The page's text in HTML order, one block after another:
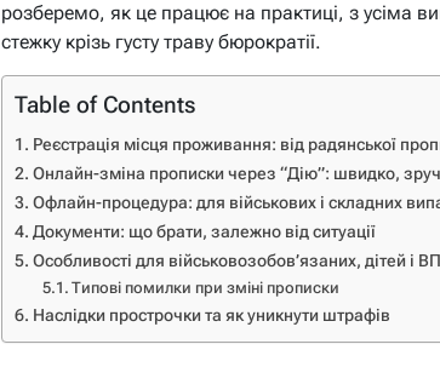
розберемо, як це працює на практиці, з усіма
стежку крізь густу траву бюрократії.
Table of Contents
Реєстрація місця проживання: від радянської
Онлайн-зміна прописки через “Дію”: швидко,
Офлайн-процедура: для військових і складних
Документи: що брати, залежно від ситуації
Особливості для військовозобов’язаних, дітей і
Типові помилки при зміні прописки
Наслідки прострочки та як уникнути штрафів